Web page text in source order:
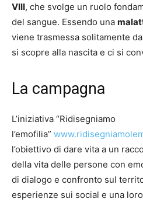
VIII, che svolge un ruolo
del sangue. Essendo una
viene trasmessa solitamente
si scopre alla nascita e ci si
La campagna
L’iniziativa “Ridisegniamo
l’emofilia”
l’obiettivo di dare vita a un
della vita delle persone con
di dialogo e confronto sul
esperienze sui social e una